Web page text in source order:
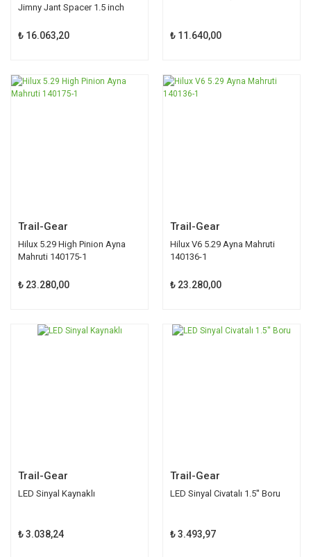
Jimny Jant Spacer 1.5 inch
₺ 16.063,20 ₺ 11.640,00
Trail-Gear
Hilux 5.29 High Pinion Ayna
Mahruti 140175-1
₺ 23.280,00
Trail-Gear
Hilux V6 5.29 Ayna Mahruti
140136-1
₺ 23.280,00
Trail-Gear
LED Sinyal Kaynaklı
₺ 3.038,24
Trail-Gear
LED Sinyal Civatalı 1.5'' Boru
₺ 3.493,97